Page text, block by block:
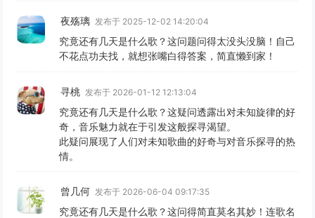
夜殇璃 发布于 2025-12-02 14:20:04
究竟还有几天是什么歌？这问题问得太没头没脑！自己
不花点功夫找，就想张嘴白得答案，简直懒到家！
寻桃 发布于 2026-01-12 12:13:04
究竟还有几天是什么歌？这疑问透露出对未知旋律的好
奇，音乐魅力就在于引发这般探寻渴望。
此疑问展现了人们对未知歌曲的好奇与对音乐探寻的热
情。
曾几何 发布于 2026-06-04 09:17:35
究竟还有几天是什么歌？这问得简直莫名其妙！连歌名